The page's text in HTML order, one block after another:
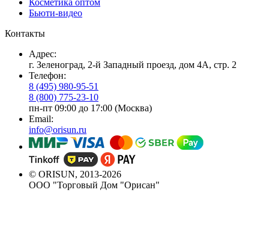
Бьюти-видео
Контакты
Адрес:
г. Зеленоград, 2-й Западный проезд, дом 4А, стр. 2
Телефон:
8 (495) 980-95-51
8 (800) 775-23-10
пн-пт 09:00 до 17:00 (Москва)
Email:
info@orisun.ru
© ORISUN, 2013-2026
ООО "Торговый Дом "Орисан"